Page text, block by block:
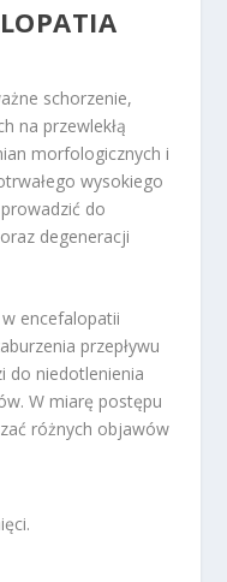
schorzenie,
na przewlekłą
morfologicznych i
wysokiego
do
degeneracji
encefalopatii
przepływu
do niedotlenienia
W miarę postępu
różnych objawów